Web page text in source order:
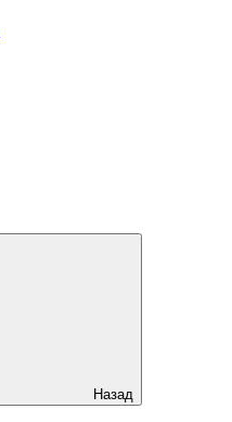
Назад